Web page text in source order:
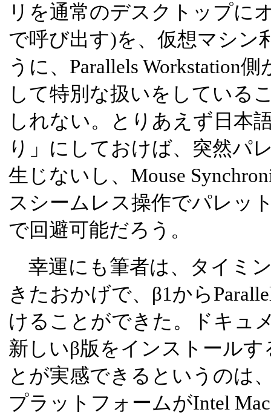
リを通常のデスクトップに
で呼び出す)を、仮想マシン
うに、Parallels Workstation
して特別な扱いをしている
しれない。とりあえず日本
り」にしておけば、突然パ
生じないし、Mouse
スシームレス操作でパレッ
で回避可能だろう。
幸運にも筆者は、タイミ
きたおかげで、β1から
けることができた。ドキュ
新しいβ版をインストール
とが実感できるというのは
プラットフォームがIntel